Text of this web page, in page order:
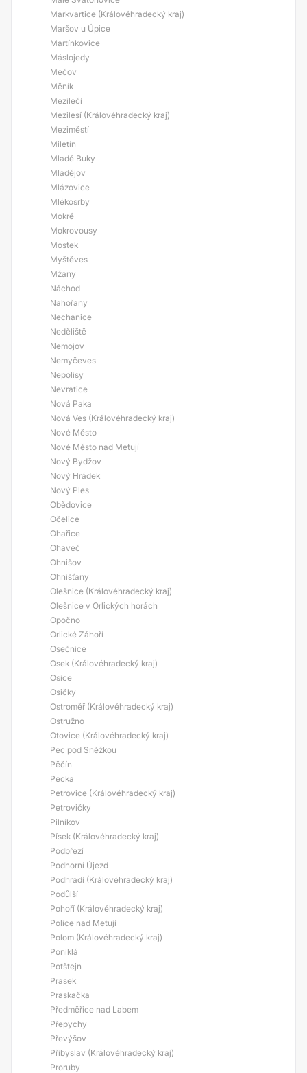
Markvartice (Královéhradecký kraj)
Maršov u Úpice
Martínkovice
Máslojedy
Mečov
Měník
Mezilečí
Mezilesí (Královéhradecký kraj)
Meziměstí
Miletín
Mladé Buky
Mladějov
Mlázovice
Mlékosrby
Mokré
Mokrovousy
Mostek
Myštěves
Mžany
Náchod
Nahořany
Nechanice
Neděliště
Nemojov
Nemyčeves
Nepolisy
Nevratice
Nová Paka
Nová Ves (Královéhradecký kraj)
Nové Město
Nové Město nad Metují
Nový Bydžov
Nový Hrádek
Nový Ples
Obědovice
Očelice
Ohařice
Ohaveč
Ohnišov
Ohnišťany
Olešnice (Královéhradecký kraj)
Olešnice v Orlických horách
Opočno
Orlické Záhoří
Osečnice
Osek (Královéhradecký kraj)
Osice
Osičky
Ostroměř (Královéhradecký kraj)
Ostružno
Otovice (Královéhradecký kraj)
Pec pod Sněžkou
Pěčín
Pecka
Petrovice (Královéhradecký kraj)
Petrovičky
Pilníkov
Písek (Královéhradecký kraj)
Podbřezí
Podhorní Újezd
Podhradí (Královéhradecký kraj)
Podůlší
Pohoří (Královéhradecký kraj)
Police nad Metují
Polom (Královéhradecký kraj)
Poniklá
Potštejn
Prasek
Praskačka
Předměřice nad Labem
Přepychy
Převýšov
Přibyslav (Královéhradecký kraj)
Proruby